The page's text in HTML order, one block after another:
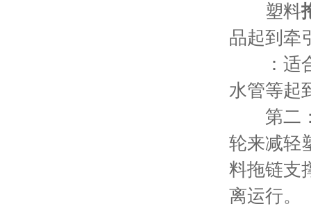
塑料
品起到牵
：适合
水管等起
第二
轮来减轻
料拖链支
离运行。